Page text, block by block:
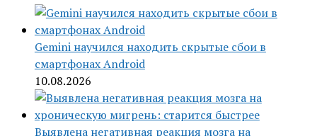
Gemini научился находить скрытые сбои в
смартфонах Android
10.08.2026
Выявлена негативная реакция мозга на